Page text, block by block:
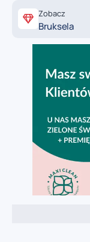
Zobacz
Bruksela